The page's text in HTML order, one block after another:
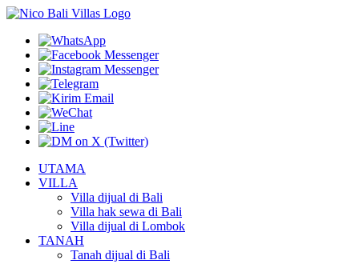
UTAMA
VILLA
Villa dijual di Bali
Villa hak sewa di Bali
Villa dijual di Lombok
TANAH
Tanah dijual di Bali